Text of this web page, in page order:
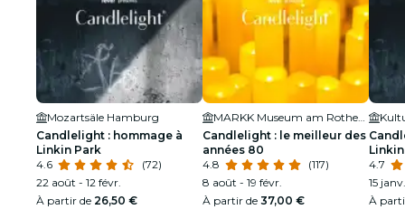
Mozartsäle Hamburg
Candlelight : hommage à
Linkin Park
4.6
(72)
22 août - 12 févr.
À partir de 26,50 €
MARKK Museum am Rothenbaum
Candlelight : le meilleur des
années 80
4.8
(117)
8 août - 19 févr.
À partir de 37,00 €
4.7
15 janv.
À